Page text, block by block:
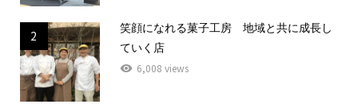
2
笑顔になれる菓子工房 地域と共に成長し
ていく店
6,008 views